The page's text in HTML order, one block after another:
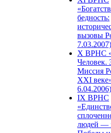
бедность:
вызовы
7.03.2007)
X ВРНС
Человек.
Миссия
XXI
6.04.2006)
IX ВРНС
людей —